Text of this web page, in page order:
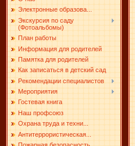
Электронные образова...
Экскурсия по саду
(Фотоальбомы)
План работы
Информация для родителей
Памятка для родителей
Как записаться в детский сад
Рекомендации специалистов
Мероприятия
Гостевая книга
Наш профсоюз
Охрана труда и техни...
Антитеррористическая...